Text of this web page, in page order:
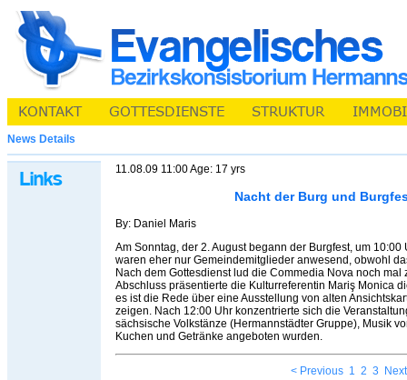
News Details
11.08.09 11:00 Age: 17 yrs
Nacht der Burg und
By: Daniel Maris
Am Sonntag, der 2. August begann der Burgfest, um 10:00
waren eher nur Gemeindemitglieder anwesend, obwohl
Nach dem Gottesdienst lud die Commedia Nova noch
Abschluss präsentierte die Kulturreferentin Mariş Monica
es ist die Rede über eine Ausstellung von alten
zeigen. Nach 12:00 Uhr konzentrierte sich die
sächsische Volkstänze (Hermannstädter Gruppe), Musik
Kuchen und Getränke angeboten wurden.
< Previous 1 2 3